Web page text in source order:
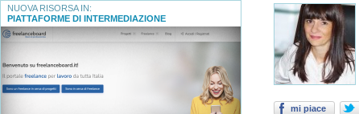
NUOVA RISORSA IN:
PIATTAFORME DI INTERMEDIAZIONE
mi piace